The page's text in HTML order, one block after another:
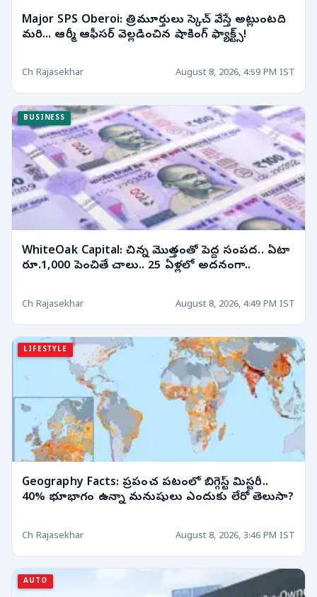
Major SPS Oberoi: త్రిమూర్తులు స్కెచ్ వేస్తే అట్లుంటది
మరి... ఆర్మీ ఆఫీసర్ వెల్లడించిన షాకింగ్ ఫ్యాక్ట్స్!
Ch Rajasekhar August 8, 2026, 4:59 PM IST
BUSINESS
WhiteOak Capital: చిన్న మొత్తంతో పెద్ద సంపద.. ఏటా
రూ.1,000 పెంచితే చాలు.. 25 ఏళ్లలో అదనంగా..
Ch Rajasekhar August 8, 2026, 4:49 PM IST
LIFESTYLE
Geography Facts: ప్రపంచ పటంలో బిగ్గెస్ట్ మిస్టరీ..
40% భూభాగం ఉన్నా మనుషులు ఎందుకు లేరో తెలుసా?
Ch Rajasekhar August 8, 2026, 3:46 PM IST
AUTO